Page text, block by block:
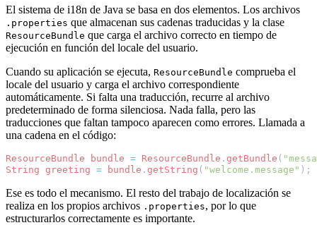
El sistema de i18n de Java se basa en dos elementos. Los archivos
.properties que almacenan sus cadenas traducidas y la clase
ResourceBundle que carga el archivo correcto en tiempo de
ejecución en función del locale del usuario.
Cuando su aplicación se ejecuta, ResourceBundle comprueba el
locale del usuario y carga el archivo correspondiente
automáticamente. Si falta una traducción, recurre al archivo
predeterminado de forma silenciosa. Nada falla, pero las
traducciones que faltan tampoco aparecen como errores. Llamada a
una cadena en el código:
ResourceBundle bundle = ResourceBundle . getBundle (
String greeting = bundle . getString ( "welcome.message" );
Ese es todo el mecanismo. El resto del trabajo de localización se
realiza en los propios archivos .properties, por lo que
estructurarlos correctamente es importante.